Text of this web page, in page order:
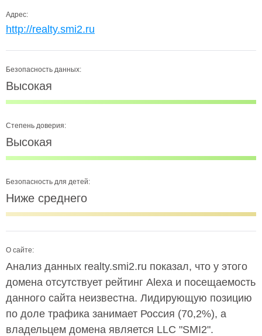
Адрес:
http://realty.smi2.ru
Безопасность данных:
Высокая
Степень доверия:
Высокая
Безопасность для детей:
Ниже среднего
О сайте:
Анализ данных realty.smi2.ru показал, что у этого
домена отсутствует рейтинг Alexa и посещаемость
данного сайта неизвестна. Лидирующую позицию
по доле трафика занимает Россия (70,2%), а
владельцем домена является LLC "SMI2".